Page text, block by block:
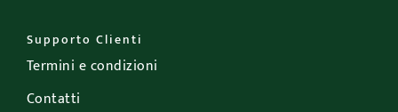
Supporto Clienti
Termini e condizioni
Contatti